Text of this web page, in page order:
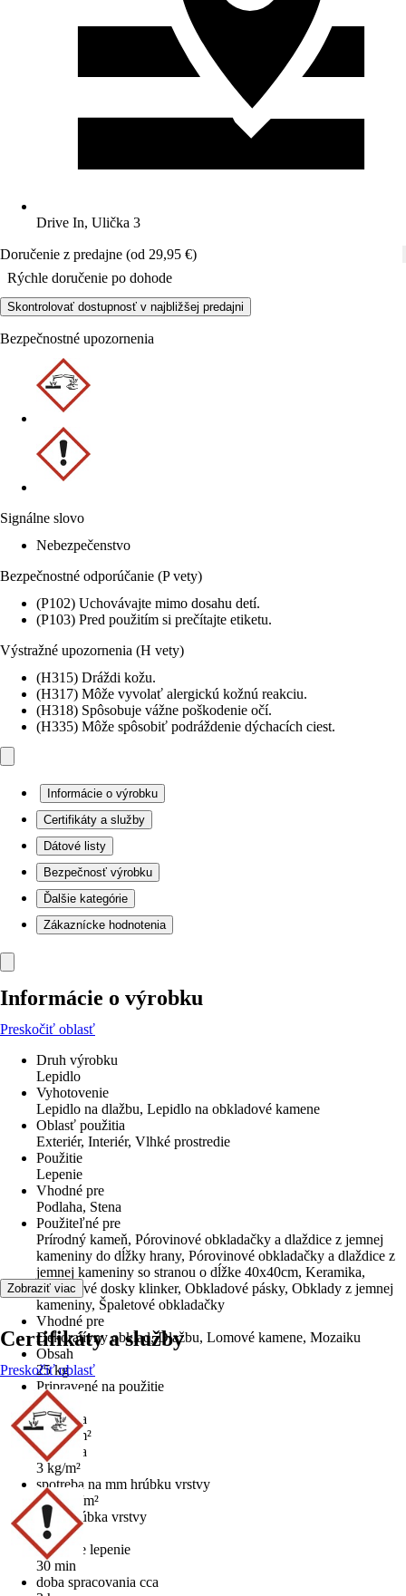
Drive In, Ulička 3
Doručenie z predajne (od 29,95 €)
Rýchle doručenie po dohode
Skontrolovať dostupnosť v najbližšej predajni
Bezpečnostné upozornenia
Signálne slovo
Nebezpečenstvo
Bezpečnostné odporúčanie (P vety)
(P102) Uchovávajte mimo dosahu detí.
(P103) Pred použitím si prečítajte etiketu.
Výstražné upozornenia (H vety)
(H315) Dráždi kožu.
(H317) Môže vyvolať alergickú kožnú reakciu.
(H318) Spôsobuje vážne poškodenie očí.
(H335) Môže spôsobiť podráždenie dýchacích ciest.
Informácie o výrobku
Certifikáty a služby
Dátové listy
Bezpečnosť výrobku
Ďalšie kategórie
Zákaznícke hodnotenia
Informácie o výrobku
Preskočiť oblasť
Druh výrobku
Lepidlo
Vyhotovenie
Lepidlo na dlažbu, Lepidlo na obkladové kamene
Oblasť použitia
Exteriér, Interiér, Vlhké prostredie
Použitie
Lepenie
Vhodné pre
Podlaha, Stena
Použiteľné pre
Prírodný kameň, Pórovinové obkladačky a dlaždice z jemnej
kameniny do dĺžky hrany, Pórovinové obkladačky a dlaždice z
jemnej kameniny so stranou o dĺžke 40x40cm, Keramika,
Podlahové dosky klinker, Obkladové pásky, Obklady z jemnej
kameniny, Špaletové obkladačky
Vhodné pre
Dekoratívny obklad, Dlažbu, Lomové kamene, Mozaiku
Obsah
25 kg
Pripravené na použitie
Nie
Spotreba
2,5 kg/m²
Spotreba
3 kg/m²
spotreba na mm hrúbku vrstvy
0,83 kg/m²
max. hrúbka vrstvy
10 mm
doba pre lepenie
30 min
doba spracovania cca
Zobraziť viac
Certifikáty a služby
Preskočiť oblasť